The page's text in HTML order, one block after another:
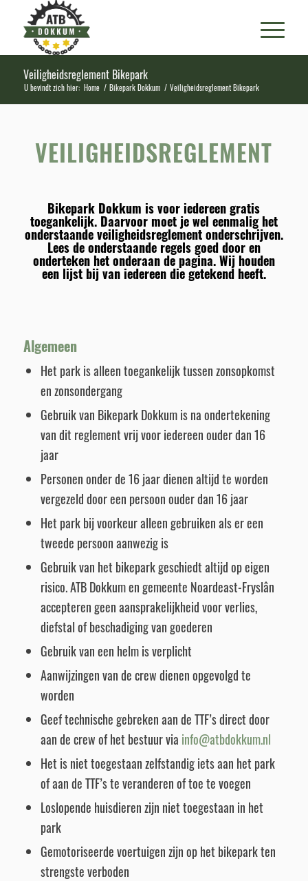
Veiligheidsreglement Bikepark
U bevindt zich hier: Home / Bikepark Dokkum / Veiligheidsreglement Bikepark
VEILIGHEIDSREGLEMENT
Bikepark Dokkum is voor iedereen gratis
toegankelijk. Daarvoor moet je wel eenmalig het
onderstaande veiligheidsreglement onderschrijven.
Lees de onderstaande regels goed door en
onderteken het onderaan de pagina. Wij houden
een lijst bij van iedereen die getekend heeft.
Algemeen
Het park is alleen toegankelijk tussen zonsopkomst
en zonsondergang
Gebruik van Bikepark Dokkum is na ondertekening
van dit reglement vrij voor iedereen ouder dan 16
jaar
Personen onder de 16 jaar dienen altijd te worden
vergezeld door een persoon ouder dan 16 jaar
Het park bij voorkeur alleen gebruiken als er een
tweede persoon aanwezig is
Gebruik van het bikepark geschiedt altijd op eigen
risico. ATB Dokkum en gemeente Noardeast-Fryslân
accepteren geen aansprakelijkheid voor verlies,
diefstal of beschadiging van goederen
Gebruik van een helm is verplicht
Aanwijzingen van de crew dienen opgevolgd te
worden
Geef technische gebreken aan de TTF’s direct door
aan de crew of het bestuur via info@atbdokkum.nl
Het is niet toegestaan zelfstandig iets aan het park
of aan de TTF’s te veranderen of toe te voegen
Loslopende huisdieren zijn niet toegestaan in het
park
Gemotoriseerde voertuigen zijn op het bikepark ten
strengste verboden